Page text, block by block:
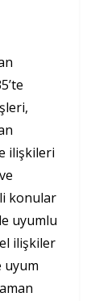
ilişkileri
konular
uyumlu
ilişkiler
uyum